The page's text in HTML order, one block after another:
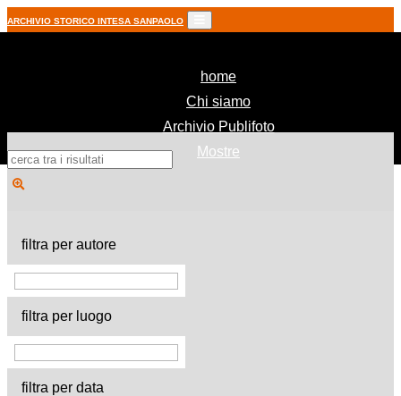
ARCHIVIO STORICO INTESA SANPAOLO
home(current)
Chi siamo
Archivio Publifoto
Mostre
filtra per autore
filtra per luogo
filtra per data